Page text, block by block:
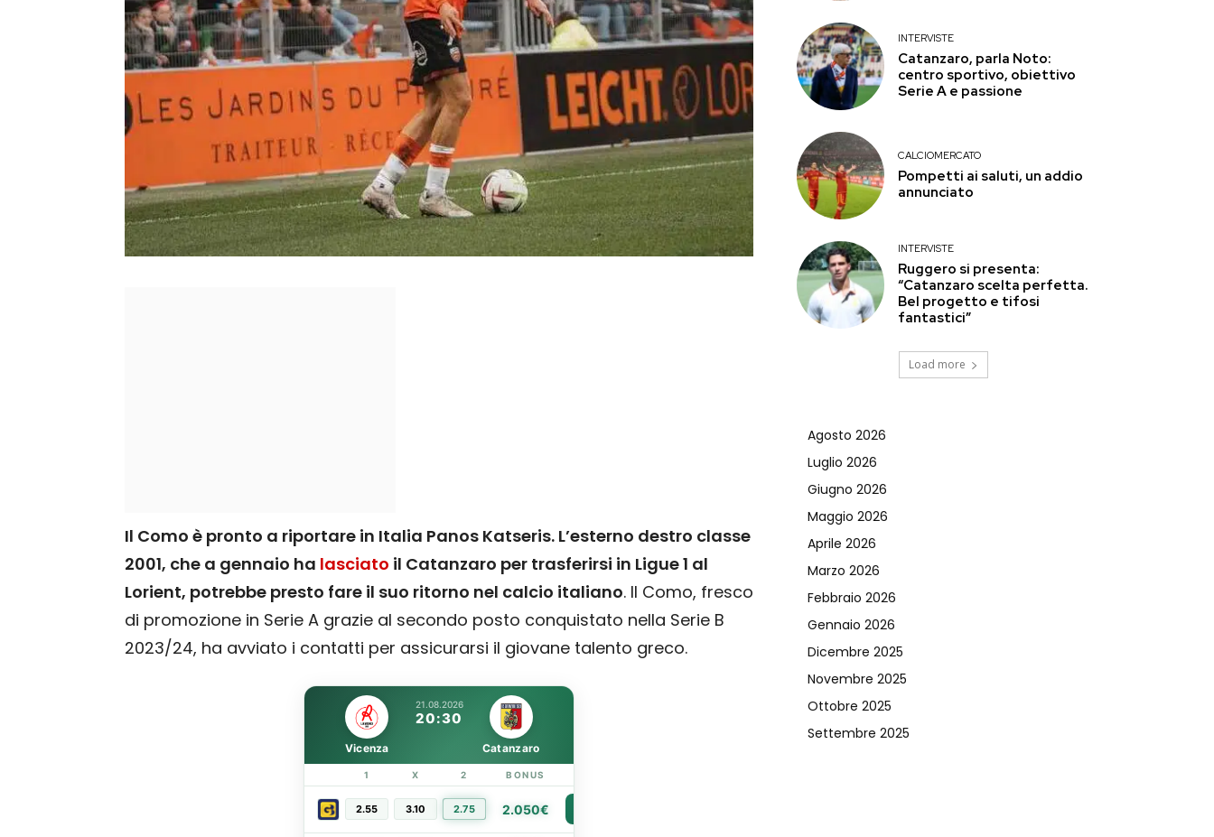
Il Como è pronto a riportare in Italia Panos Katseris. L’esterno destro classe
2001, che a gennaio ha lasciato il Catanzaro per trasferirsi in Ligue 1 al
Lorient, potrebbe presto fare il suo ritorno nel calcio italiano. Il Como, fresco
di promozione in Serie A grazie al secondo posto conquistato nella Serie B
2023/24, ha avviato i contatti per assicurarsi il giovane talento greco.
21.08.2026
20:30
Vicenza Catanzaro
1 X 2 BONUS
2.55 3.10 2.75 2.050€
INTERVISTE
Catanzaro, parla Noto:
centro sportivo, obiettivo
Serie A e passione
CALCIOMERCATO
Pompetti ai saluti, un addio
annunciato
INTERVISTE
Ruggero si presenta:
“Catanzaro scelta perfetta.
Bel progetto e tifosi
fantastici”
Load more
Agosto 2026
Luglio 2026
Giugno 2026
Maggio 2026
Aprile 2026
Marzo 2026
Febbraio 2026
Gennaio 2026
Dicembre 2025
Novembre 2025
Ottobre 2025
Settembre 2025